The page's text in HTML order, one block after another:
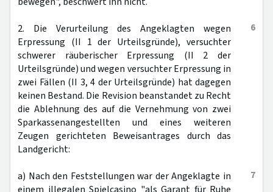
6
2. Die Verurteilung des Angeklagten wegen
Erpressung (II 1 der Urteilsgründe), versuchter
schwerer räuberischer Erpressung (II 2 der
Urteilsgründe) und wegen versuchter Erpressung in
zwei Fällen (II 3, 4 der Urteilsgründe) hat dagegen
keinen Bestand. Die Revision beanstandet zu Recht
die Ablehnung des auf die Vernehmung von zwei
Sparkassenangestellten und eines weiteren
Zeugen gerichteten Beweisantrages durch das
Landgericht:
7
a) Nach den Feststellungen war der Angeklagte in